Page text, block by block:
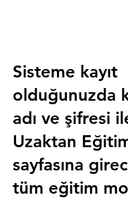
Sisteme kayıt
olduğunuzda
adı ve şifresi
Uzaktan
sayfasına
tüm eğitim